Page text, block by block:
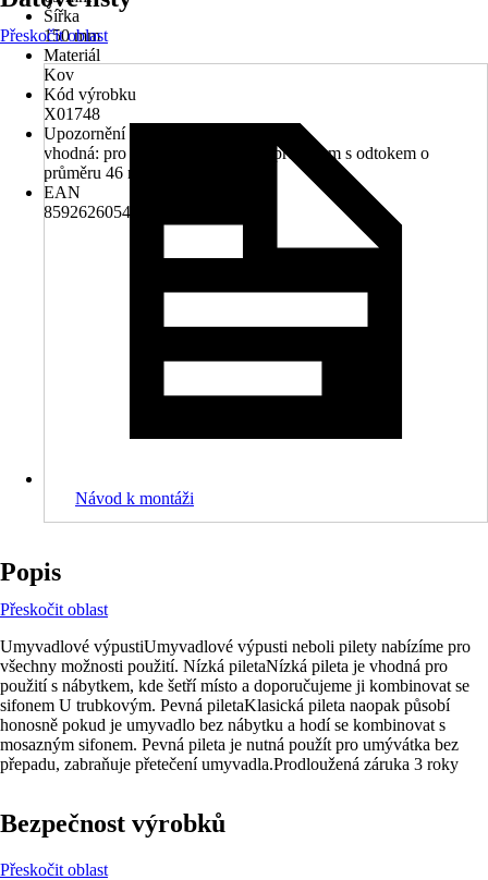
Šířka
150 mm
Materiál
Kov
Kód výrobku
X01748
Upozornění
vhodná: pro všechna umyvadla s přepadem s odtokem o
průměru 46 mm a závitem G 5/4“
EAN
8592626054885
Přeskočit oblast
Návod k montáži
Popis
Přeskočit oblast
Umyvadlové výpustiUmyvadlové výpusti neboli pilety nabízíme pro
všechny možnosti použití. Nízká piletaNízká pileta je vhodná pro
použití s nábytkem, kde šetří místo a doporučujeme ji kombinovat se
sifonem U trubkovým. Pevná piletaKlasická pileta naopak působí
honosně pokud je umyvadlo bez nábytku a hodí se kombinovat s
mosazným sifonem. Pevná pileta je nutná použít pro umývátka bez
přepadu, zabraňuje přetečení umyvadla.Prodloužená záruka 3 roky
Bezpečnost výrobků
Přeskočit oblast